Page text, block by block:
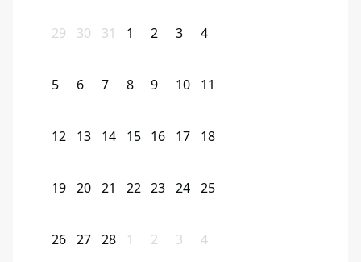
29 30 31 1 2 3 4
5 6 7 8 9 10 11
12 13 14 15 16 17 18
19 20 21 22 23 24 25
26 27 28 1 2 3 4